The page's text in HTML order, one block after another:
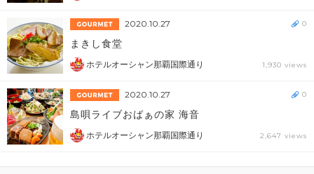
2020.10.27
まきし食堂
ホテルオーシャン那覇国際通り 1,930 views
0
2020.10.27
島唄ライブおばぁの家 海音
ホテルオーシャン那覇国際通り 2,647 views
0